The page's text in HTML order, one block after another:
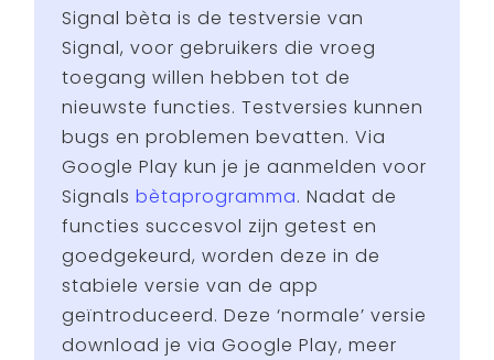
Signal bèta is de testversie van
Signal, voor gebruikers die vroeg
toegang willen hebben tot de
nieuwste functies. Testversies kunnen
bugs en problemen bevatten. Via
Google Play kun je je aanmelden voor
Signalsbètaprogramma. Nadat de
functies succesvol zijn getest en
goedgekeurd, worden deze in de
stabiele versie van de app
geïntroduceerd. Deze ‘normale’ versie
download je via Google Play, meer